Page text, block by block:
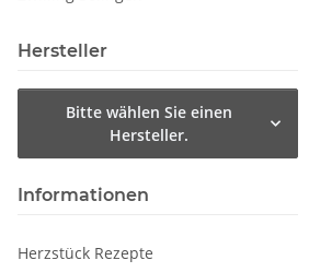
Hersteller
Bitte wählen Sie einen
Hersteller.
Informationen
Herzstück Rezepte